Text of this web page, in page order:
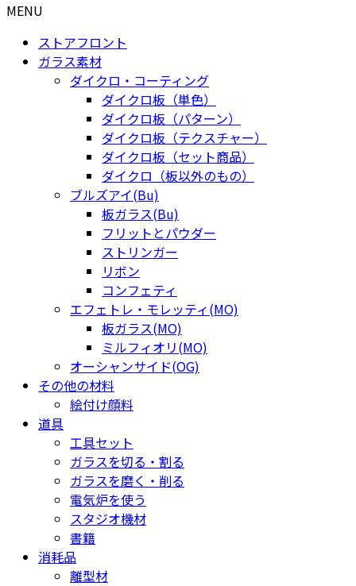
MENU
ストアフロント
ガラス素材
ダイクロ・コーティング
ダイクロ板（単色）
ダイクロ板（パターン）
ダイクロ板（テクスチャー）
ダイクロ板（セット商品）
ダイクロ（板以外のもの）
ブルズアイ(Bu)
板ガラス(Bu)
フリットとパウダー
ストリンガー
リボン
コンフェティ
エフェトレ・モレッティ(MO)
板ガラス(MO)
ミルフィオリ(MO)
オーシャンサイド(OG)
その他の材料
絵付け顔料
道具
工具セット
ガラスを切る・割る
ガラスを磨く・削る
電気炉を使う
スタジオ機材
書籍
消耗品
離型材